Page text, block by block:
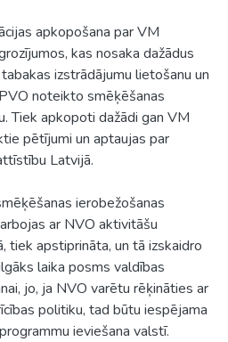
apkopošana par VM
kas nosaka dažādus
izstrādājumu lietošanu un
noteikto smēķēšanas
Tiek apkopoti dažādi gan VM
pētījumi un aptaujas par
Latvijā.
ierobežošanas
ar NVO aktivitāšu
tiek apstiprināta, un tā izskaidro
laika posms valdības
jo, ja NVO varētu rēķināties ar
politiku, tad būtu iespējama
ieviešana valstī.